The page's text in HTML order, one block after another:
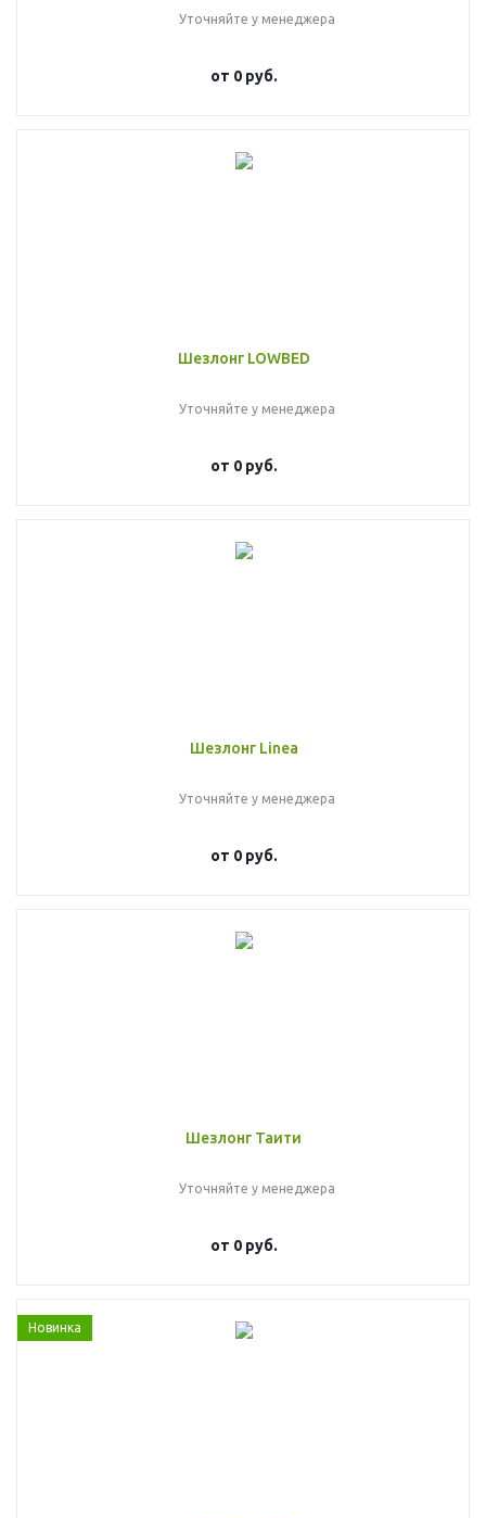
Уточняйте у менеджера
от 0 руб.
Шезлонг LOWBED
Уточняйте у менеджера
от 0 руб.
Шезлонг Linea
Уточняйте у менеджера
от 0 руб.
Шезлонг Таити
Уточняйте у менеджера
от 0 руб.
Новинка